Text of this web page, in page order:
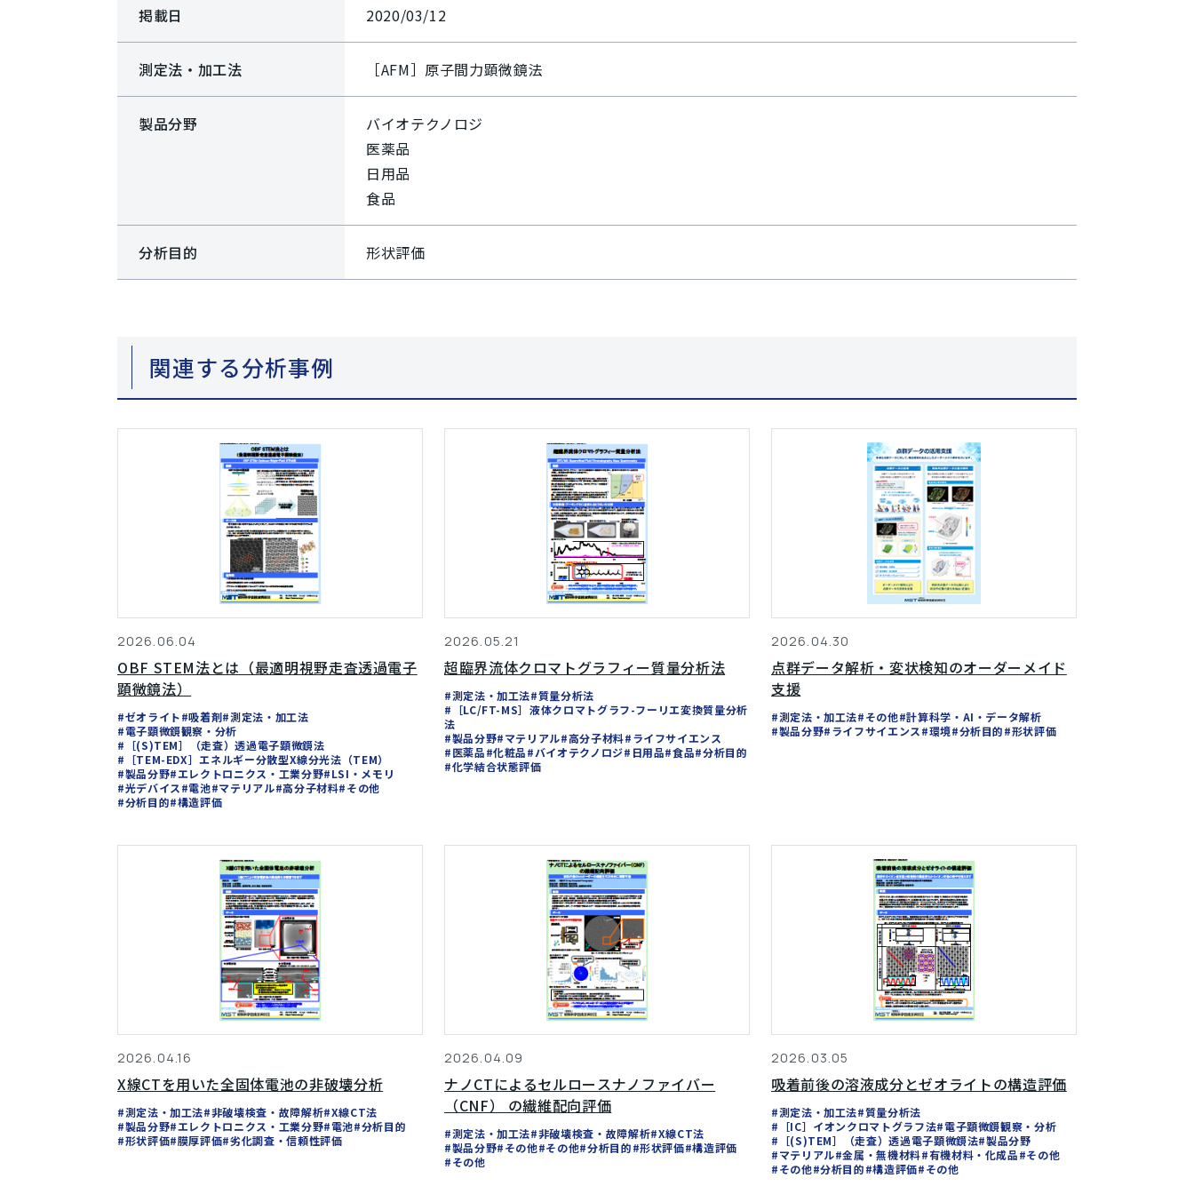
掲載日 2020/03/12
測定法・加工法 ［AFM］原子間力顕微鏡法
製品分野
バイオテクノロジ
医薬品
日用品
食品
分析目的 形状評価
関連する分析事例
2026.06.04
OBF STEM法とは（最適明視野走査透過電子
顕微鏡法）
#ゼオライト#吸着剤#測定法・加工法
#電子顕微鏡観察・分析
#［(S)TEM］（走査）透過電子顕微鏡法
#［TEM-EDX］エネルギー分散型X線分光法（TEM）
#製品分野#エレクトロニクス・工業分野#LSI・メモリ
#光デバイス#電池#マテリアル#高分子材料#その他
#分析目的#構造評価
2026.05.21
超臨界流体クロマトグラフィー質量分析法
#測定法・加工法#質量分析法
#［LC/FT-MS］液体クロマトグラフ-フーリエ変換質量分析
法
#製品分野#マテリアル#高分子材料#ライフサイエンス
#医薬品#化粧品#バイオテクノロジ#日用品#食品#分析目的
#化学結合状態評価
2026.04.30
点群データ解析・変状検知のオーダーメイド
支援
#測定法・加工法#その他#計算科学・AI・データ解析
#製品分野#ライフサイエンス#環境#分析目的#形状評価
2026.04.16
X線CTを用いた全固体電池の非破壊分析
#測定法・加工法#非破壊検査・故障解析#X線CT法
#製品分野#エレクトロニクス・工業分野#電池#分析目的
#形状評価#膜厚評価#劣化調査・信頼性評価
2026.04.09
ナノCTによるセルロースナノファイバー
（CNF） の繊維配向評価
#測定法・加工法#非破壊検査・故障解析#X線CT法
#製品分野#その他#その他#分析目的#形状評価#構造評価
#その他
2026.03.05
吸着前後の溶液成分とゼオライトの構造評価
#測定法・加工法#質量分析法
#［IC］イオンクロマトグラフ法#電子顕微鏡観察・分析
#［(S)TEM］（走査）透過電子顕微鏡法#製品分野
#マテリアル#金属・無機材料#有機材料・化成品#その他
#その他#分析目的#構造評価#その他